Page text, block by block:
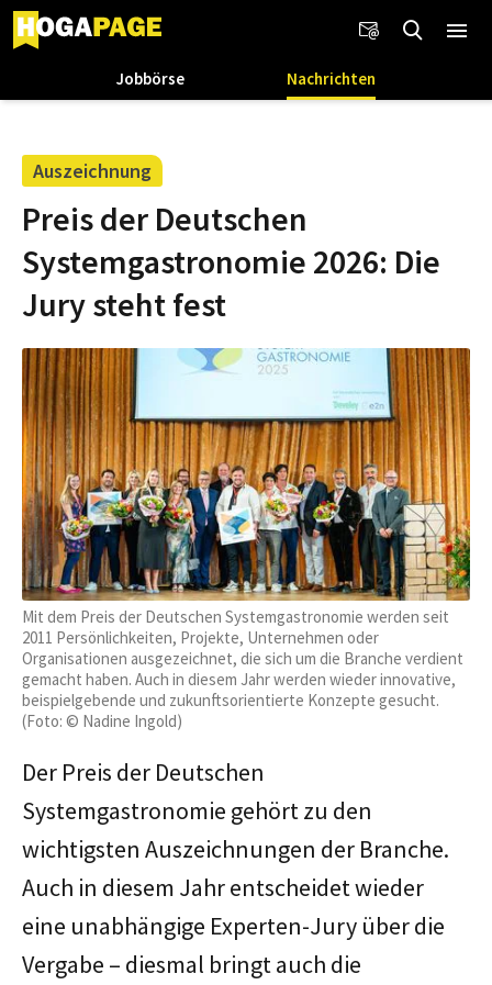
Jobbörse Nachrichten
Auszeichnung
Preis der Deutschen
Systemgastronomie 2026: Die
Jury steht fest
Mit dem Preis der Deutschen Systemgastronomie werden seit
2011 Persönlichkeiten, Projekte, Unternehmen oder
Organisationen ausgezeichnet, die sich um die Branche verdient
gemacht haben. Auch in diesem Jahr werden wieder innovative,
beispielgebende und zukunftsorientierte Konzepte gesucht.
(Foto: © Nadine Ingold)
Der Preis der Deutschen
Systemgastronomie gehört zu den
wichtigsten Auszeichnungen der Branche.
Auch in diesem Jahr entscheidet wieder
eine unabhängige Experten-Jury über die
Vergabe – diesmal bringt auch die